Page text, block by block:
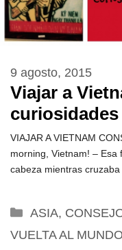
Viajar a
curiosidades
9 agosto, 2015
VIAJAR A VIETNAM
morning, Vietnam! –
cabeza mientras
Categorías
ASIA,
VUELTA AL MUNDO